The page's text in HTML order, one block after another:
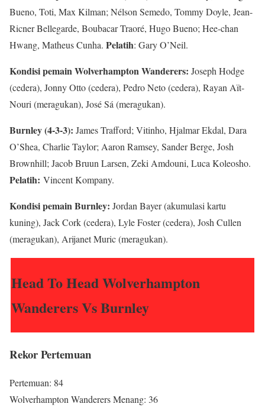
Bueno, Toti, Max Kilman; Nélson Semedo, Tommy Doyle, Jean-
Ricner Bellegarde, Boubacar Traoré, Hugo Bueno; Hee-chan
Hwang, Matheus Cunha. Pelatih: Gary O’Neil.
Kondisi pemain Wolverhampton Wanderers: Joseph Hodge
(cedera), Jonny Otto (cedera), Pedro Neto (cedera), Rayan Aït-
Nouri (meragukan), José Sá (meragukan).
Burnley (4-3-3): James Trafford; Vitinho, Hjalmar Ekdal, Dara
O’Shea, Charlie Taylor; Aaron Ramsey, Sander Berge, Josh
Brownhill; Jacob Bruun Larsen, Zeki Amdouni, Luca Koleosho.
Pelatih: Vincent Kompany.
Kondisi pemain Burnley: Jordan Bayer (akumulasi kartu
kuning), Jack Cork (cedera), Lyle Foster (cedera), Josh Cullen
(meragukan), Arijanet Muric (meragukan).
Head To Head Wolverhampton
Wanderers Vs Burnley
Rekor Pertemuan
Pertemuan: 84
Wolverhampton Wanderers Menang: 36